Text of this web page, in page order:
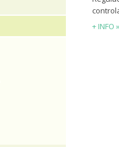
+ INFO »